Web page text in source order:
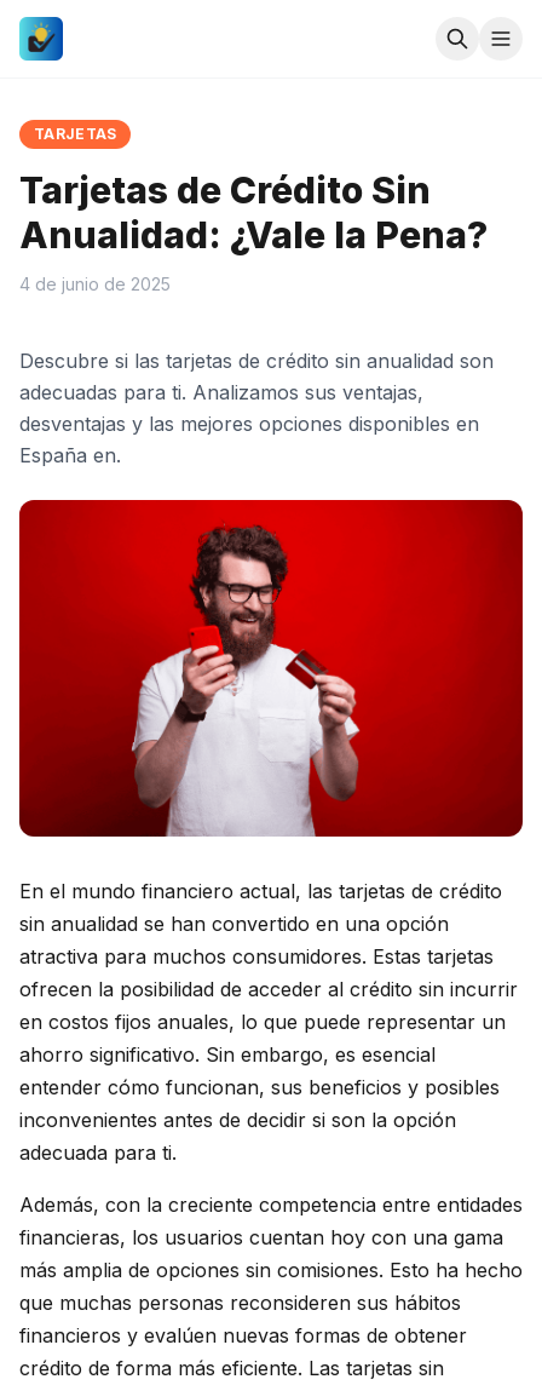
TARJETAS
Tarjetas de Crédito Sin
Anualidad: ¿Vale la Pena?
4 de junio de 2025
Descubre si las tarjetas de crédito sin anualidad son
adecuadas para ti. Analizamos sus ventajas,
desventajas y las mejores opciones disponibles en
España en.
En el mundo financiero actual, las tarjetas de crédito
sin anualidad se han convertido en una opción
atractiva para muchos consumidores. Estas tarjetas
ofrecen la posibilidad de acceder al crédito sin incurrir
en costos fijos anuales, lo que puede representar un
ahorro significativo. Sin embargo, es esencial
entender cómo funcionan, sus beneficios y posibles
inconvenientes antes de decidir si son la opción
adecuada para ti.
Además, con la creciente competencia entre entidades
financieras, los usuarios cuentan hoy con una gama
más amplia de opciones sin comisiones. Esto ha hecho
que muchas personas reconsideren sus hábitos
financieros y evalúen nuevas formas de obtener
crédito de forma más eficiente. Las tarjetas sin